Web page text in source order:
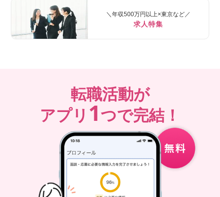
＼年収500万円以上×東京など／
求人特集
転職活動が
アプリ 1つで完結！